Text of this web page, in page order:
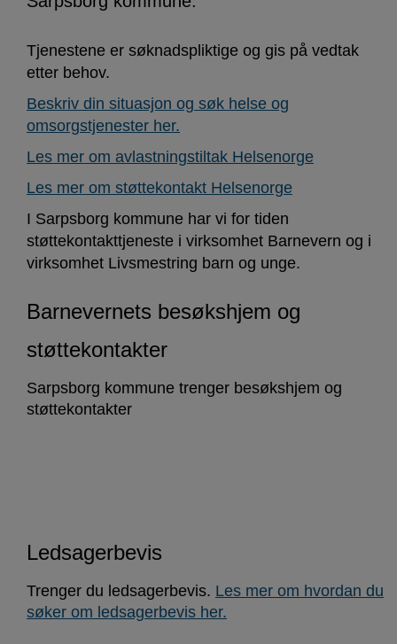
Tjenestene er søknadspliktige og gis på vedtak
etter behov.
Beskriv din situasjon og søk helse og
omsorgstjenester her.
Les mer om avlastningstiltak Helsenorge
Les mer om støttekontakt Helsenorge
I Sarpsborg kommune har vi for tiden
støttekontakttjeneste i virksomhet Barnevern og i
virksomhet Livsmestring barn og unge.
Barnevernets besøkshjem og
støttekontakter
Sarpsborg kommune trenger besøkshjem og
støttekontakter
Ledsagerbevis
Trenger du ledsagerbevis. Les mer om hvordan du
søker om ledsagerbevis her.